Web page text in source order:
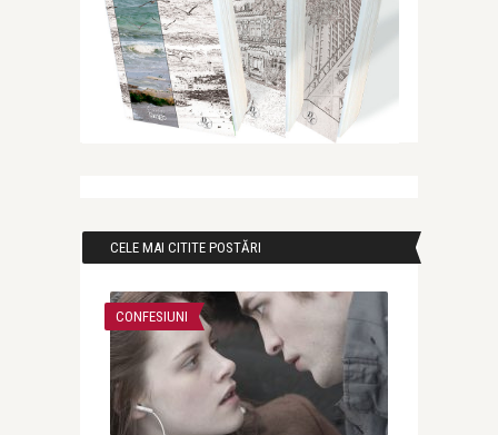
CELE MAI CITITE POSTĂRI
CONFESIUNI